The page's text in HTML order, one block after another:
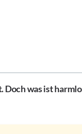
was ist